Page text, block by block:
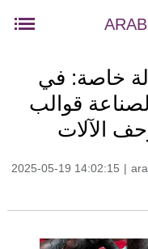
خاصة: في
قوالب
الآلات
2025-05-19 14:02:15 |